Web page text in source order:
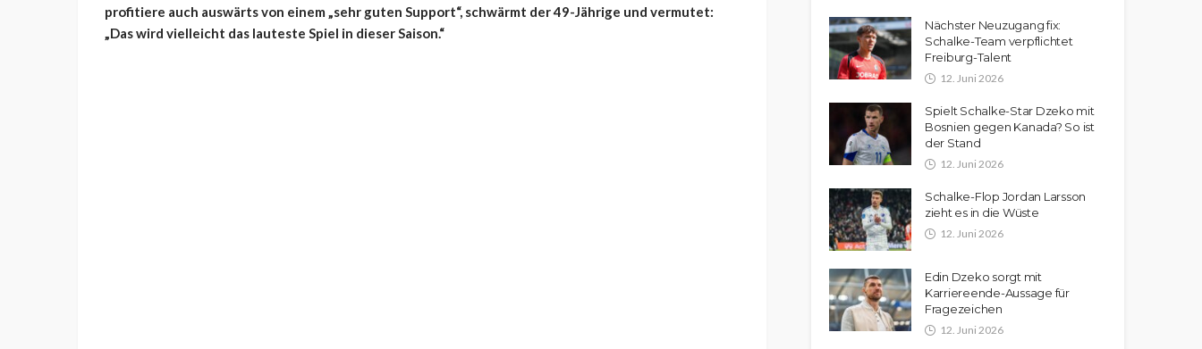
profitiere auch auswärts von einem „sehr guten Support“, schwärmt der 49-Jährige und vermutet:
„Das wird vielleicht das lauteste Spiel in dieser Saison.“
Nächster Neuzugang fix:
Schalke-Team verpflichtet
Freiburg-Talent
12. Juni 2026
Spielt Schalke-Star Dzeko mit
Bosnien gegen Kanada? So ist
der Stand
12. Juni 2026
Schalke-Flop Jordan Larsson
zieht es in die Wüste
12. Juni 2026
Edin Dzeko sorgt mit
Karriereende-Aussage für
Fragezeichen
12. Juni 2026